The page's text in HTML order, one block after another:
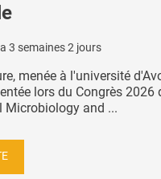
3 semaines 2 jours
menée à l'université
lors du Congrès 2026
Microbiology and ...